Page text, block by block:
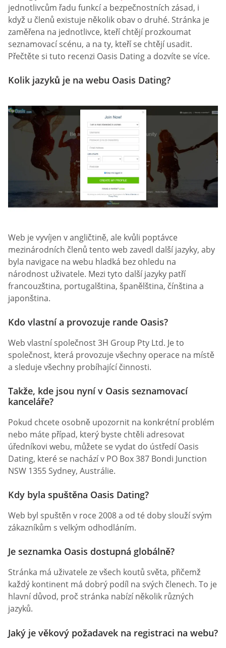
jednotlivcům řadu funkcí a bezpečnostních zásad, i
když u členů existuje několik obav o druhé. Stránka je
zaměřena na jednotlivce, kteří chtějí prozkoumat
seznamovací scénu, a na ty, kteří se chtějí usadit.
Přečtěte si tuto recenzi Oasis Dating a dozvíte se více.
Kolik jazyků je na webu Oasis Dating?
Web je vyvíjen v angličtině, ale kvůli poptávce
mezinárodních členů tento web zavedl další jazyky, aby
byla navigace na webu hladká bez ohledu na
národnost uživatele. Mezi tyto další jazyky patří
francouzština, portugalština, španělština, čínština a
japonština.
Kdo vlastní a provozuje rande Oasis?
Web vlastní společnost 3H Group Pty Ltd. Je to
společnost, která provozuje všechny operace na místě
a sleduje všechny probíhající činnosti.
Takže, kde jsou nyní v Oasis seznamovací
kanceláře?
Pokud chcete osobně upozornit na konkrétní problém
nebo máte případ, který byste chtěli adresovat
úředníkovi webu, můžete se vydat do ústředí Oasis
Dating, které se nachází v PO Box 387 Bondi Junction
NSW 1355 Sydney, Austrálie.
Kdy byla spuštěna Oasis Dating?
Web byl spuštěn v roce 2008 a od té doby slouží svým
zákazníkům s velkým odhodláním.
Je seznamka Oasis dostupná globálně?
Stránka má uživatele ze všech koutů světa, přičemž
každý kontinent má dobrý podíl na svých členech. To je
hlavní důvod, proč stránka nabízí několik různých
jazyků.
Jaký je věkový požadavek na registraci na webu?